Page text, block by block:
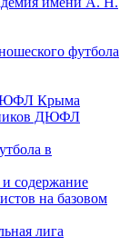
футбола
Крыма
ДЮФЛ
в
содержание
на базовом
лига